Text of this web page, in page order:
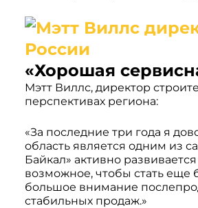
«Хорошая
Мэтт Виллс, директор
перспективах региона:
«За последние три года я
область является одним из
Байкал» активно
возможное, чтобы стать еще
большое внимание
стабильных продаж.»